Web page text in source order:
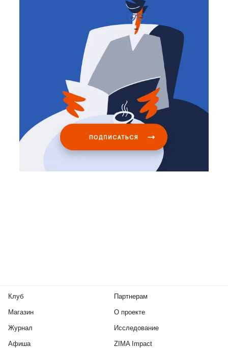
Клуб
Магазин
Журнал
Афиша
Партнерам
О проекте
Исследование
ZIMA Impact